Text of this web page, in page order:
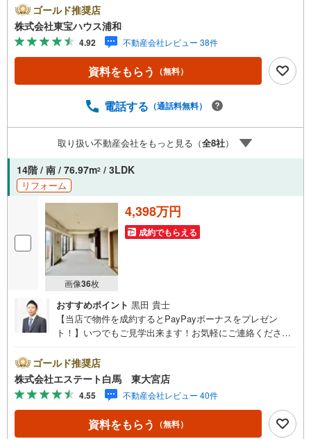
休）こちらの時間帯はお電話でのお問い合わせがスムーズ
にご案内できますぜひお気軽にご連絡下さい！東宝ハウス
ライフソリューションズグループ 東宝ハウス浦和 特別
提携金利〔一例〕東宝ハウス浦和の住宅ローン■変動金利全
期間引下げプラン⇒住宅ローン金利優遇割の最大適用《0.8
9％》と某信用金庫金利1.275％の比較借入金4000万円返済
で（審査・要件があります）◇TOHO HOUSE CLUBで生涯
ミアムなど多彩なサービスがございます
ゴールド推奨店
株式会社東宝ハウス浦和
4.92 不動産会社レビュー 38件
資料をもらう （無料）
電話する （通話料無料）
取り扱い不動産会社をもっと見る（全8社）
14階 / 南 / 76.97m2 / 3LDK
リフォーム
画像36枚
4,398万円
成約でもらえる
おすすめポイント 黒田 貴士
【当店で物件を成約するとPayPayボーナスをプレゼン
ト！】いつでもご見学出来ます！お気軽にご連絡くださ
来店しやすい店舗です。お気軽にお立ち寄り下さい。～人
気のリモート見学・リモート相談サービス～・小さいお子
様や家事で外出できない、天気が悪く外出したくない時・L
INEやZOOMなど無料のアプリですぐにご利用いただけま
す・リモート見学はスタッフがご興味ある物件の現地から
映像をお届けします・写真では伝わりにくい「空気感」や
ゴールド推奨店
株式会社エステート白馬 東大宮店
4.55 不動産会社レビュー 40件
資料をもらう （無料）